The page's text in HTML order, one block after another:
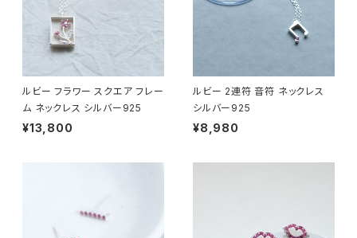
ルビー フラワー スクエア フレー
ム ネックレス シルバー925
¥13,800
ルビー 2連符 音符 ネックレス
シルバー925
¥8,980